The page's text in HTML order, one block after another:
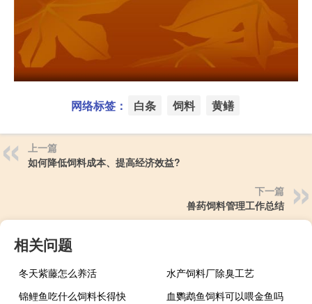
网络标签： 白条 饲料 黄鳝
上一篇
如何降低饲料成本、提高经济效益?
下一篇
兽药饲料管理工作总结
相关问题
冬天紫藤怎么养活
水产饲料厂除臭工艺
锦鲤鱼吃什么饲料长得快
血鹦鹉鱼饲料可以喂金鱼吗